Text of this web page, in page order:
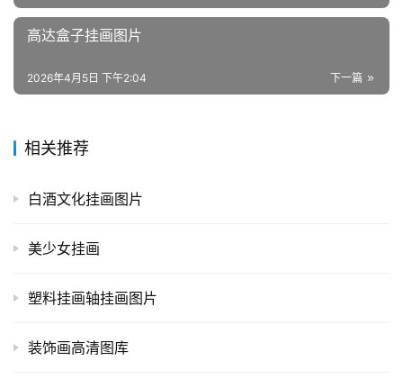
高达盒子挂画图片
下一篇
2026年4月5日 下午2:04
相关推荐
白酒文化挂画图片
美少女挂画
塑料挂画轴挂画图片
装饰画高清图库